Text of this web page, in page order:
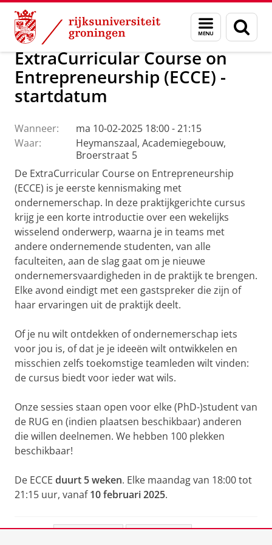
Skip
Content
Skip
Navigation
Menu
en
zoeken
Over ons Actueel Evenementen
ExtraCurricular Course on
Entrepreneurship (ECCE) -
startdatum
Wanneer:
ma 10-02-2025 18:00 - 21:15
Waar:
Heymanszaal, Academiegebouw,
Broerstraat 5
De ExtraCurricular Course on Entrepreneurship
(ECCE) is je eerste kennismaking met
ondernemerschap. In deze praktijkgerichte cursus
krijg je een korte introductie over een wekelijks
wisselend onderwerp, waarna je in teams met
andere ondernemende studenten, van alle
faculteiten, aan de slag gaat om je nieuwe
ondernemersvaardigheden in de praktijk te brengen.
Elke avond eindigt met een gastspreker die zijn of
haar ervaringen uit de praktijk deelt.
Of je nu wilt ontdekken of ondernemerschap iets
voor jou is, of dat je je ideeën wilt ontwikkelen en
misschien zelfs toekomstige teamleden wilt vinden:
de cursus biedt voor ieder wat wils.
Onze sessies staan open voor elke (PhD-)student van
de RUG en (indien plaatsen beschikbaar) anderen
die willen deelnemen. We hebben 100 plekken
beschikbaar!
De ECCE duurt 5 weken. Elke maandag van 18:00 tot
21:15 uur, vanaf10 februari 2025.